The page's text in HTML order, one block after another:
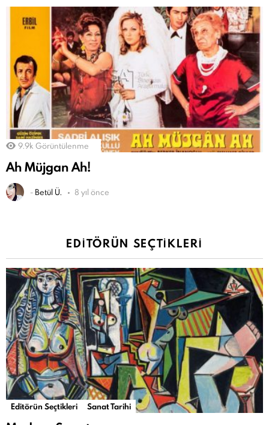
9.9k Görüntülenme
Ah Müjgan Ah!
- Betül Ü. 8 yıl önce
EDITÖRÜN SEÇTIKLERI
Editörün Seçtikleri Sanat Tarihi